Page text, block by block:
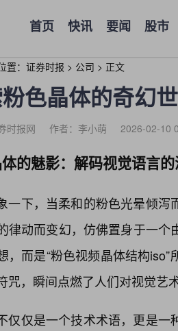
首页 快讯 要闻 股市
： 证券时报 > 公司 > 正文
色晶体的奇幻
时报网 作者：李小萌 2026-02-10
的魅影：解码视觉语言
一下，当柔和的粉色光晕倾泻
律动而变幻，仿佛置身于一
，而是“粉色视频晶体结构
咒，瞬间点燃了人们对视觉艺
仅仅是一个技术术语，更是